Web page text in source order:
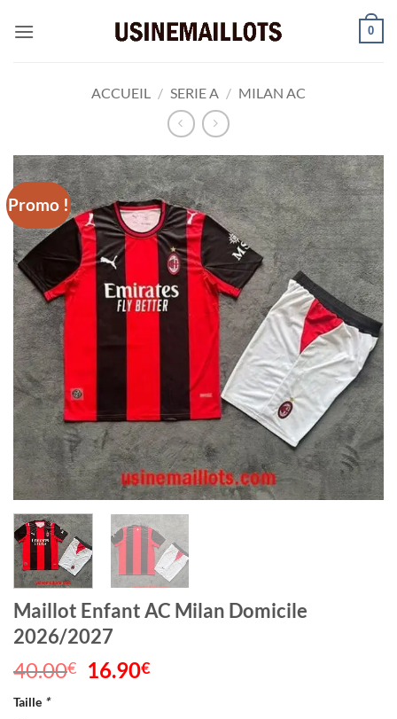
0
ACCUEIL / SERIE A / MILAN AC
Promo !
Maillot Enfant AC Milan Domicile
2026/2027
40.00€
Le
16.90€
Taille *